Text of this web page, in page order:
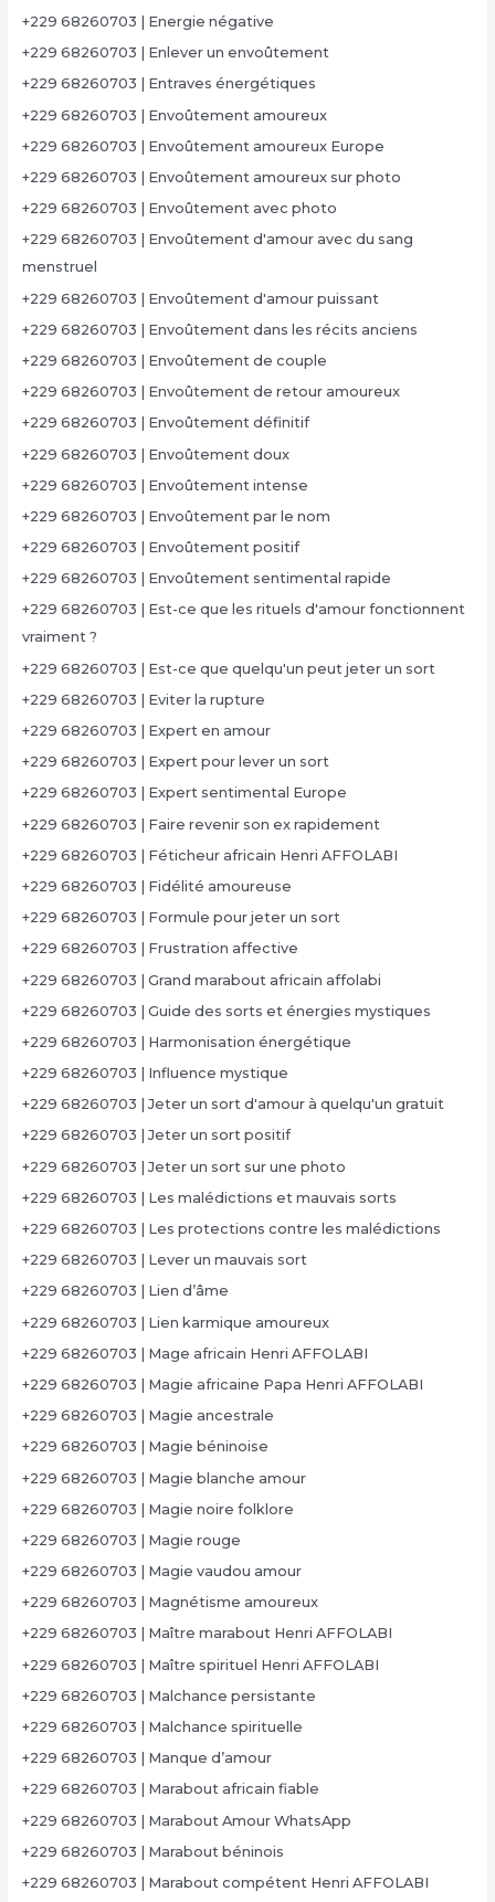
+229 68260703 | Energie négative
+229 68260703 | Enlever un envoûtement
+229 68260703 | Entraves énergétiques
+229 68260703 | Envoûtement amoureux
+229 68260703 | Envoûtement amoureux Europe
+229 68260703 | Envoûtement amoureux sur photo
+229 68260703 | Envoûtement avec photo
+229 68260703 | Envoûtement d'amour avec du sang
menstruel
+229 68260703 | Envoûtement d'amour puissant
+229 68260703 | Envoûtement dans les récits anciens
+229 68260703 | Envoûtement de couple
+229 68260703 | Envoûtement de retour amoureux
+229 68260703 | Envoûtement définitif
+229 68260703 | Envoûtement doux
+229 68260703 | Envoûtement intense
+229 68260703 | Envoûtement par le nom
+229 68260703 | Envoûtement positif
+229 68260703 | Envoûtement sentimental rapide
+229 68260703 | Est-ce que les rituels d'amour fonctionnent
vraiment ?
+229 68260703 | Est-ce que quelqu'un peut jeter un sort
+229 68260703 | Eviter la rupture
+229 68260703 | Expert en amour
+229 68260703 | Expert pour lever un sort
+229 68260703 | Expert sentimental Europe
+229 68260703 | Faire revenir son ex rapidement
+229 68260703 | Féticheur africain Henri AFFOLABI
+229 68260703 | Fidélité amoureuse
+229 68260703 | Formule pour jeter un sort
+229 68260703 | Frustration affective
+229 68260703 | Grand marabout africain affolabi
+229 68260703 | Guide des sorts et énergies mystiques
+229 68260703 | Harmonisation énergétique
+229 68260703 | Influence mystique
+229 68260703 | Jeter un sort d'amour à quelqu'un gratuit
+229 68260703 | Jeter un sort positif
+229 68260703 | Jeter un sort sur une photo
+229 68260703 | Les malédictions et mauvais sorts
+229 68260703 | Les protections contre les malédictions
+229 68260703 | Lever un mauvais sort
+229 68260703 | Lien d’âme
+229 68260703 | Lien karmique amoureux
+229 68260703 | Mage africain Henri AFFOLABI
+229 68260703 | Magie africaine Papa Henri AFFOLABI
+229 68260703 | Magie ancestrale
+229 68260703 | Magie béninoise
+229 68260703 | Magie blanche amour
+229 68260703 | Magie noire folklore
+229 68260703 | Magie rouge
+229 68260703 | Magie vaudou amour
+229 68260703 | Magnétisme amoureux
+229 68260703 | Maître marabout Henri AFFOLABI
+229 68260703 | Maître spirituel Henri AFFOLABI
+229 68260703 | Malchance persistante
+229 68260703 | Malchance spirituelle
+229 68260703 | Manque d’amour
+229 68260703 | Marabout africain fiable
+229 68260703 | Marabout Amour WhatsApp
+229 68260703 | Marabout béninois
+229 68260703 | Marabout compétent Henri AFFOLABI